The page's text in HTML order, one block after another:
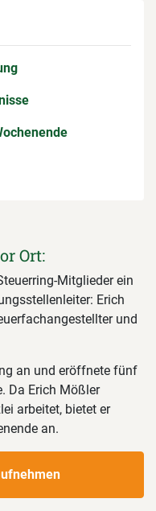
Ort:
Mitglieder ein
Erich
und
an und eröffnete fünf
Da Erich Mößler
arbeitet, bietet er
an.